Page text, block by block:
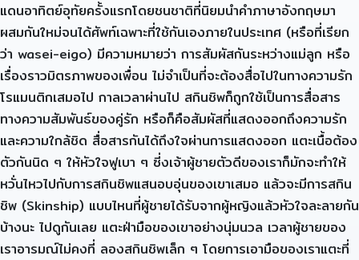
แดนอาทิตย์อุทัยครั้งแรกโดยชนชาติที่นิยมนำคำภาษาอังกฤษมา
ผสมกันใหม่จนได้ศัพท์เฉพาะที่ใช้กันเองภายในประเทศ (หรือที่เรียก
ว่า wasei-eigo) มีความหมายว่า การสัมผัสกันระหว่างแม่ลูก หรือ
เรื่องราวมิตรภาพของเพื่อน ไม่จำเป็นที่จะต้องสื่อไปในทางความรัก
โรแมนติกเสมอไป กาลเวลาผ่านไป สกินชิพก็ถูกใช้เป็นการสื่อสาร
ทางความสัมพันธ์ของคู่รัก หรือก็คือสัมผัสที่แสดงออกถึงความรัก
และความใกล้ชิด สื่อสารกันได้ถึงใจผ่านการแสดงออก แตะเนื้อต้อง
ตัวกันนิด ๆ ให้หัวใจฟูเบา ๆ ซี่งเจ้าผู้ชายตัวดีของเราก็มักจะทำให้
หวั่นไหวไปกับการสกินชิพแสนอบอุ่นของเขาเสมอ แล้วจะมีการสกิน
ชิพ (Skinship) แบบไหนที่ผู้ชายได้รับจากผู้หญิงแล้วหัวใจละลายกัน
บ้างนะ ไปดูกันเลย แตะฝ่ามือของเขาอย่างนุ่มนวล เวลาผู้ชายของ
เราอารมณ์ไม่คงที่ ลองสกินชิพเล็ก ๆ โดยการเอามือของเราแตะที่